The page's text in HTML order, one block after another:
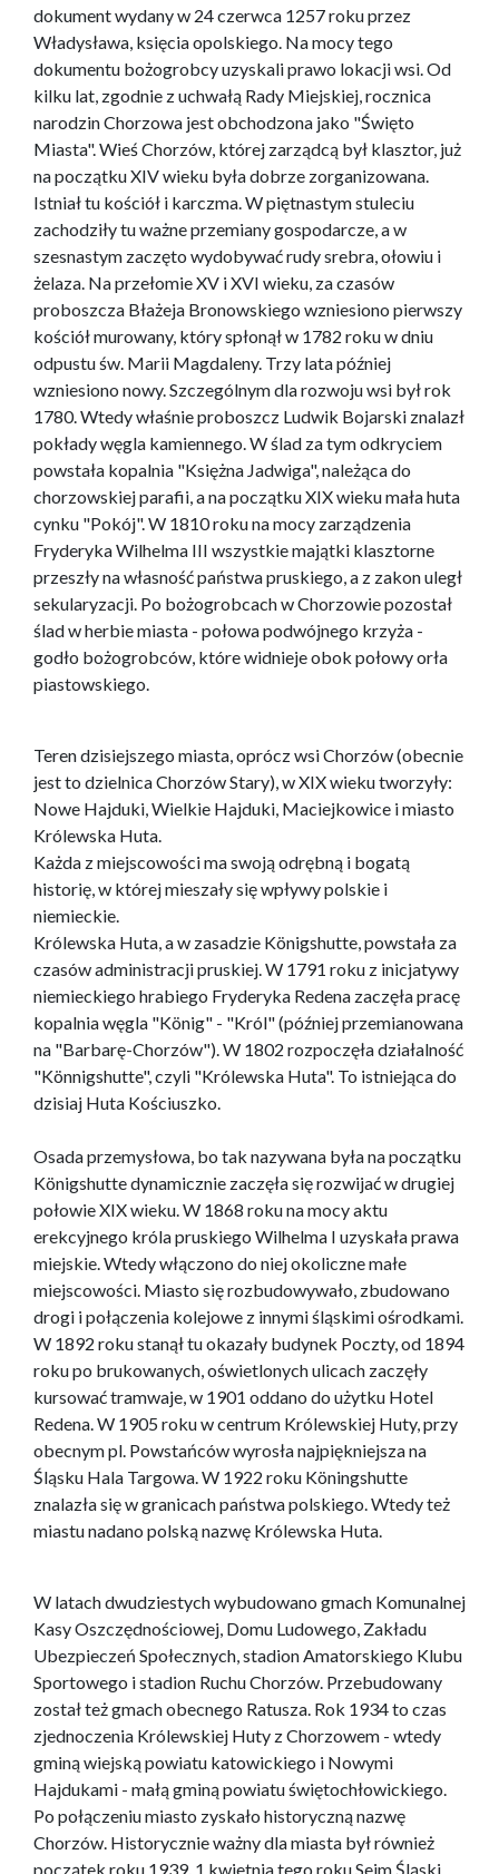
dokument wydany w 24 czerwca 1257 roku przez
Władysława, księcia opolskiego. Na mocy tego
dokumentu bożogrobcy uzyskali prawo lokacji wsi. Od
kilku lat, zgodnie z uchwałą Rady Miejskiej, rocznica
narodzin Chorzowa jest obchodzona jako "Święto
Miasta". Wieś Chorzów, której zarządcą był klasztor, już
na początku XIV wieku była dobrze zorganizowana.
Istniał tu kościół i karczma. W piętnastym stuleciu
zachodziły tu ważne przemiany gospodarcze, a w
szesnastym zaczęto wydobywać rudy srebra, ołowiu i
żelaza. Na przełomie XV i XVI wieku, za czasów
proboszcza Błażeja Bronowskiego wzniesiono pierwszy
kościół murowany, który spłonął w 1782 roku w dniu
odpustu św. Marii Magdaleny. Trzy lata później
wzniesiono nowy. Szczególnym dla rozwoju wsi był rok
1780. Wtedy właśnie proboszcz Ludwik Bojarski znalazł
pokłady węgla kamiennego. W ślad za tym odkryciem
powstała kopalnia "Księżna Jadwiga", należąca do
chorzowskiej parafii, a na początku XIX wieku mała huta
cynku "Pokój". W 1810 roku na mocy zarządzenia
Fryderyka Wilhelma III wszystkie majątki klasztorne
przeszły na własność państwa pruskiego, a z zakon uległ
sekularyzacji. Po bożogrobcach w Chorzowie pozostał
ślad w herbie miasta - połowa podwójnego krzyża -
godło bożogrobców, które widnieje obok połowy orła
piastowskiego.
Teren dzisiejszego miasta, oprócz wsi Chorzów (obecnie
jest to dzielnica Chorzów Stary), w XIX wieku tworzyły:
Nowe Hajduki, Wielkie Hajduki, Maciejkowice i miasto
Królewska Huta.
Każda z miejscowości ma swoją odrębną i bogatą
historię, w której mieszały się wpływy polskie i
niemieckie.
Królewska Huta, a w zasadzie Königshutte, powstała za
czasów administracji pruskiej. W 1791 roku z inicjatywy
niemieckiego hrabiego Fryderyka Redena zaczęła pracę
kopalnia węgla "König" - "Król" (później przemianowana
na "Barbarę-Chorzów"). W 1802 rozpoczęła działalność
"Könnigshutte", czyli "Królewska Huta". To istniejąca do
dzisiaj Huta Kościuszko.
Osada przemysłowa, bo tak nazywana była na początku
Königshutte dynamicznie zaczęła się rozwijać w drugiej
połowie XIX wieku. W 1868 roku na mocy aktu
erekcyjnego króla pruskiego Wilhelma I uzyskała prawa
miejskie. Wtedy włączono do niej okoliczne małe
miejscowości. Miasto się rozbudowywało, zbudowano
drogi i połączenia kolejowe z innymi śląskimi ośrodkami.
W 1892 roku stanął tu okazały budynek Poczty, od 1894
roku po brukowanych, oświetlonych ulicach zaczęły
kursować tramwaje, w 1901 oddano do użytku Hotel
Redena. W 1905 roku w centrum Królewskiej Huty, przy
obecnym pl. Powstańców wyrosła najpiękniejsza na
Śląsku Hala Targowa. W 1922 roku Köningshutte
znalazła się w granicach państwa polskiego. Wtedy też
miastu nadano polską nazwę Królewska Huta.
W latach dwudziestych wybudowano gmach Komunalnej
Kasy Oszczędnościowej, Domu Ludowego, Zakładu
Ubezpieczeń Społecznych, stadion Amatorskiego Klubu
Sportowego i stadion Ruchu Chorzów. Przebudowany
został też gmach obecnego Ratusza. Rok 1934 to czas
zjednoczenia Królewskiej Huty z Chorzowem - wtedy
gminą wiejską powiatu katowickiego i Nowymi
Hajdukami - małą gminą powiatu świętochłowickiego.
Po połączeniu miasto zyskało historyczną nazwę
Chorzów. Historycznie ważny dla miasta był również
początek roku 1939. 1 kwietnia tego roku Sejm Śląski